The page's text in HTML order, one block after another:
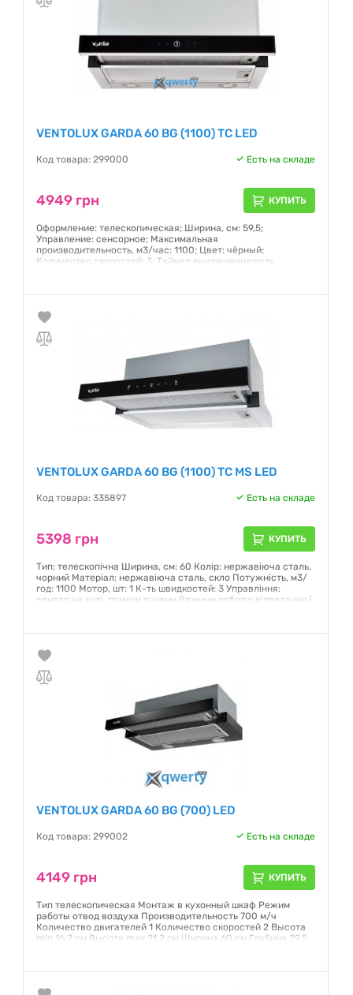
VENTOLUX GARDA 60 BG (1100) TC LED
Код товара: 299000 Есть на складе
4949 грн КУПИТЬ
Оформление: телескопическая; Ширина, см: 59,5;
Управление: сенсорное; Mаксимальная
производительность, м3/час: 1100; Цвет: чёрный;
Количество скоростей: 3; Таймер выключения:есть
VENTOLUX GARDA 60 BG (1100) TC MS LED
Код товара: 335897 Есть на складе
5398 грн КУПИТЬ
Тип: телескопічна Ширина, см: 60 Колір: нержавіюча сталь,
чорний Матеріал: нержавіюча сталь, скло Потужність, м3/
год: 1100 Мотор, шт: 1 К-ть швидкостей: 3 Управління:
сенсор на склі, помахи руками Режими роботи: відведення/
Гарантия:12 месяцев
VENTOLUX GARDA 60 BG (700) LED
Код товара: 299002 Есть на складе
4149 грн КУПИТЬ
Тип телескопическая Монтаж в кухонный шкаф Режим
работы отвод воздуха Производительность 700 м/ч
Количество двигателей 1 Количество скоростей 2 Высота
min 16.2 см Высота max 21.2 см Ширина 60 см Глубина 29.5